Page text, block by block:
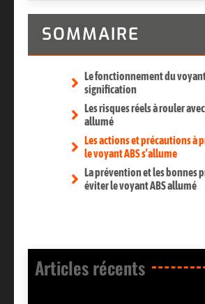
SOMMAIRE
Le fonctionnement du voyant
signification
Les risques réels à rouler
allumé
Les actions et précautions à
le voyant ABS s’allume
La prévention et les bonnes
éviter le voyant ABS allumé
Articles récents​